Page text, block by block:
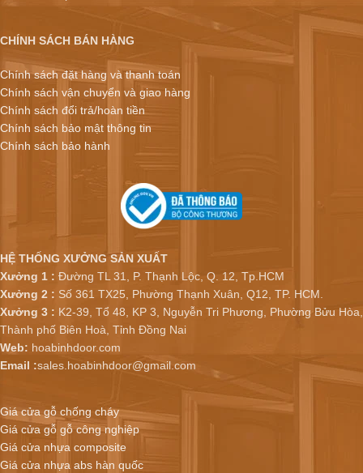
CHÍNH SÁCH BÁN HÀNG
Chính sách đặt hàng và thanh toán
Chính sách vận chuyển và giao hàng
Chính sách đổi trả/hoàn tiền
Chính sách bảo mật thông tin
Chính sách bảo hành
HỆ THỐNG XƯỞNG SẢN XUẤT
Xưởng 1 : Đường TL 31, P. Thạnh Lộc, Q. 12, Tp.HCM
Xưởng 2 : Số 361 TX25, Phường Thạnh Xuân, Q12, TP. HCM.
Xưởng 3 : K2-39, Tổ 48, KP 3, Nguyễn Tri Phương, Phường Bửu Hòa,
Thành phố Biên Hoà, Tỉnh Đồng Nai
Web: hoabinhdoor.com
Email :sales.hoabinhdoor@gmail.com
Giá cửa gỗ chống cháy
Giá cửa gỗ gỗ công nghiệp
Giá cửa nhựa composite
Giá cửa nhựa abs hàn quốc